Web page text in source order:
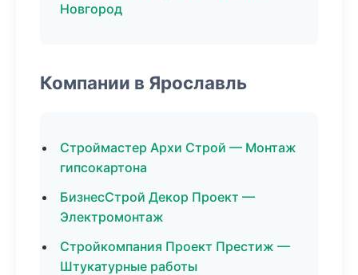
Новгород
Компании в Ярославль
Строймастер Архи Строй — Монтаж
гипсокартона
БизнесСтрой Декор Проект —
Электромонтаж
Стройкомпания Проект Престиж —
Штукатурные работы